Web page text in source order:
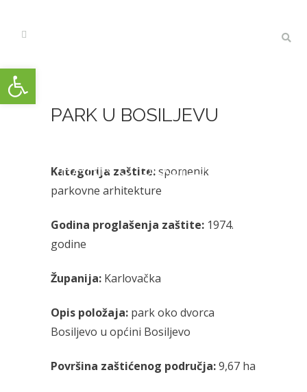
PARK U BOSILJEVU
PARK U BOSILJEVU
Kategorija zaštite:spomenik
parkovne arhitekture
Godina proglašenja zaštite: 1974.
godine
Županija: Karlovačka
Opis položaja: park oko dvorca
Bosiljevo u općini Bosiljevo
Površina zaštićenog područja:9,67 ha
Open toolbar